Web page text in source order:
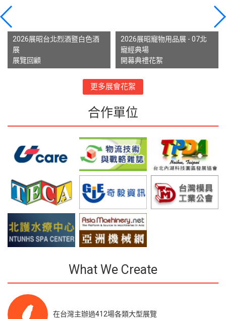
2026展昭台北烈酒暨白色酒
展
展覽回顧
2026展昭寵物用品展 - 07北
寵經典場
開幕典禮花絮
更多展會花絮
合作單位
What We Create
在台灣主辦過412場各類大型展覽